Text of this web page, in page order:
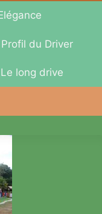
du Driver
Le long drive